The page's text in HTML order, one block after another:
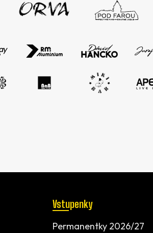
Vstupenky
Permanentky 2026/27